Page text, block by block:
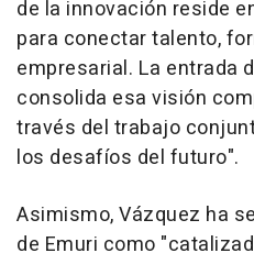
de la innovación reside
para conectar talento,
empresarial. La entrada
consolida esa visión
través del trabajo
los desafíos del futuro".
Asimismo, Vázquez ha
de Emuri como